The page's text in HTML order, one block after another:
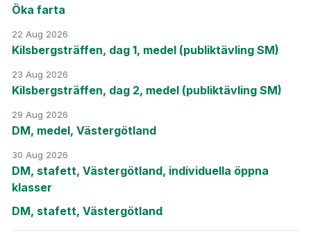
Öka farta
22 Aug 2026
Kilsbergsträffen, dag 1, medel (publiktävling SM)
23 Aug 2026
Kilsbergsträffen, dag 2, medel (publiktävling SM)
29 Aug 2026
DM, medel, Västergötland
30 Aug 2026
DM, stafett, Västergötland, individuella öppna
klasser
DM, stafett, Västergötland